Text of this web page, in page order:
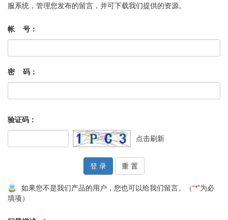
服系统，管理您发布的留言，并可下载我们提供的资源。
帐 号：
密 码：
验证码：
点击刷新
如果您不是我们产品的用户，您也可以给我们留言。（“*”为必
填项）